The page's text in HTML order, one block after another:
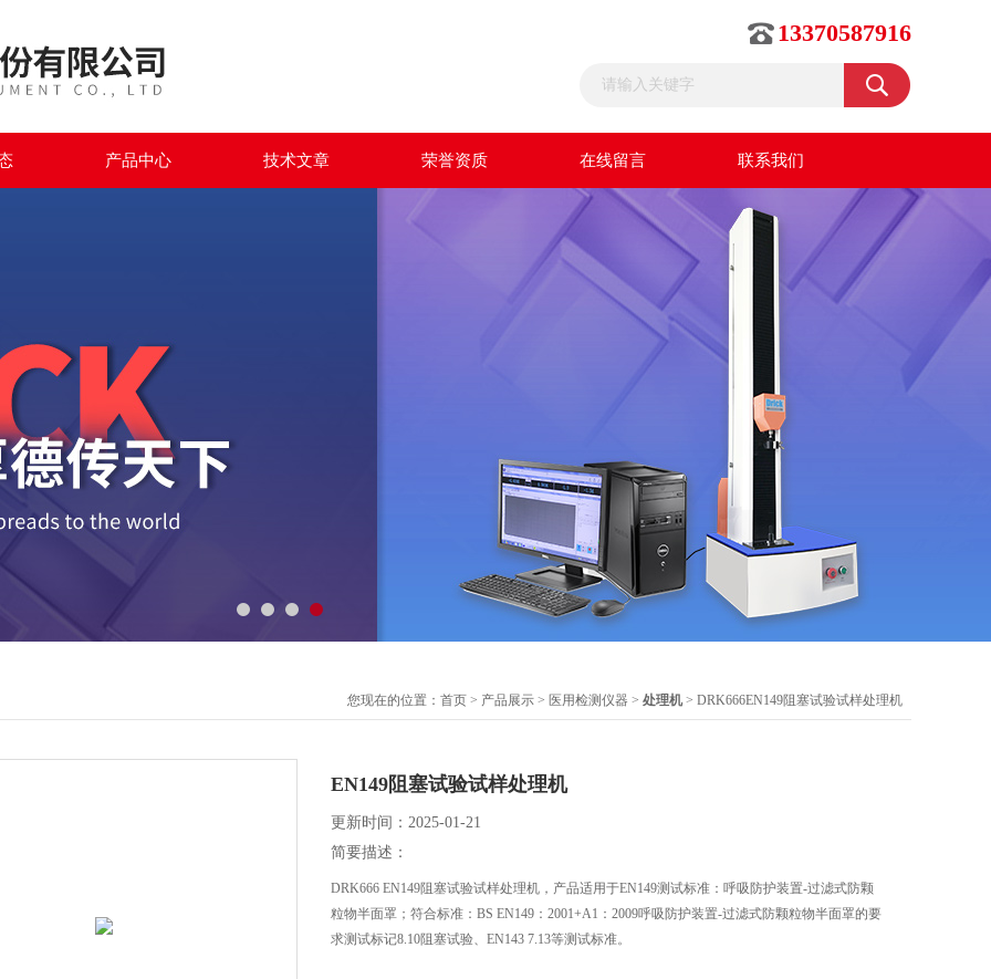
13370587916
产品中心 技术文章 荣誉资质 在线留言 联系我们
您现在的位置： 首页 > 产品展示 > 医用检测仪器 > 处理机 > DRK666EN149阻塞试验试样处理机
EN149阻塞试验试样处理机
更新时间：2025-01-21
简要描述：
DRK666 EN149阻塞试验试样处理机，产品适用于EN149测试标准：呼吸防护装置-过滤式防颗
粒物半面罩；符合标准：BS EN149：2001+A1：2009呼吸防护装置-过滤式防颗粒物半面罩的要
求测试标记8.10阻塞试验、EN143 7.13等测试标准。